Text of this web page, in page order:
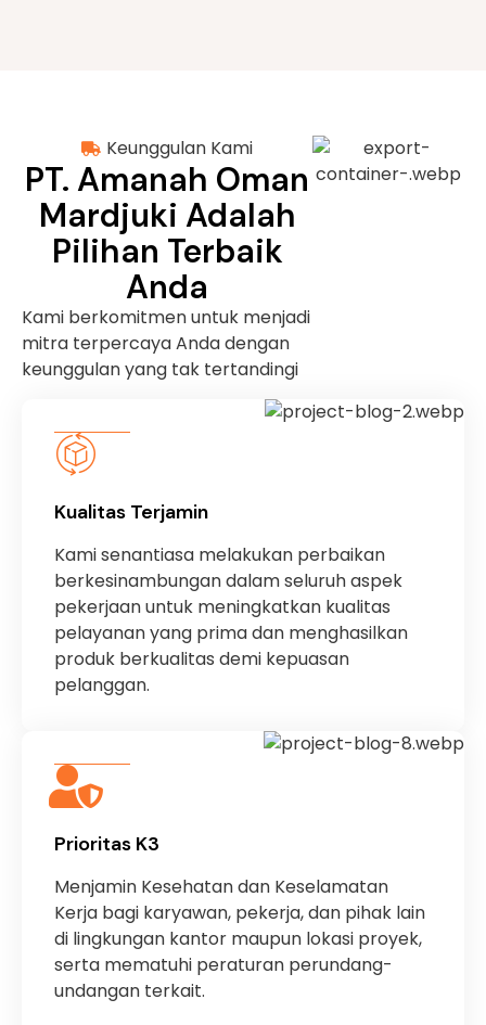
Keunggulan Kami
PT. Amanah Oman
Mardjuki Adalah
Pilihan Terbaik
Anda
Kami berkomitmen untuk menjadi
mitra terpercaya Anda dengan
keunggulan yang tak tertandingi
Kualitas Terjamin
Kami senantiasa melakukan perbaikan
berkesinambungan dalam seluruh aspek
pekerjaan untuk meningkatkan kualitas
pelayanan yang prima dan menghasilkan
produk berkualitas demi kepuasan
pelanggan.
Prioritas K3
Menjamin Kesehatan dan Keselamatan
Kerja bagi karyawan, pekerja, dan pihak lain
di lingkungan kantor maupun lokasi proyek,
serta mematuhi peraturan perundang-
undangan terkait.